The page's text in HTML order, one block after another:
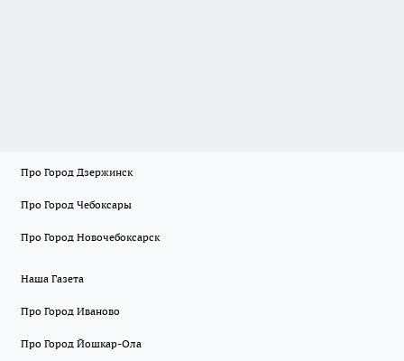
Про Город Дзержинск
Про Город Чебоксары
Про Город Новочебоксарск
Наша Газета
Про Город Иваново
Про Город Йошкар-Ола